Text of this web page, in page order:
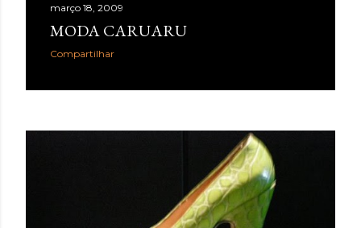
março 18, 2009
MODA CARUARU
Compartilhar